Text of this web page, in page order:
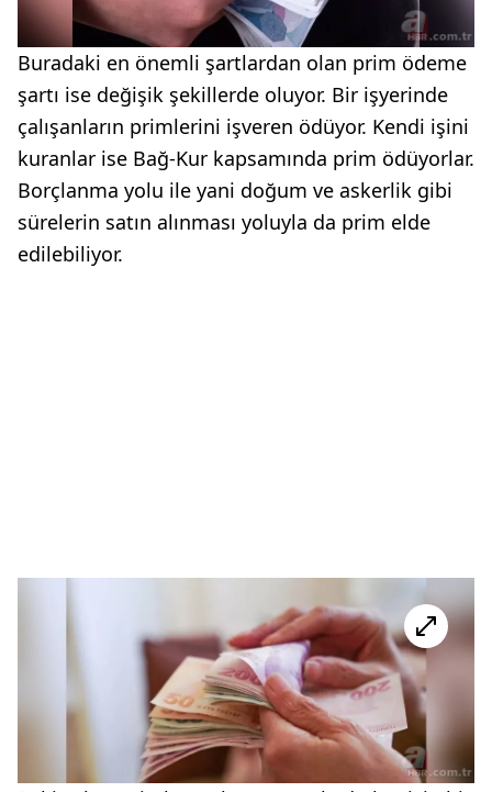
Buradaki en önemli şartlardan olan prim ödeme
şartı ise değişik şekillerde oluyor. Bir işyerinde
çalışanların primlerini işveren ödüyor. Kendi işini
kuranlar ise Bağ-Kur kapsamında prim ödüyorlar.
Borçlanma yolu ile yani doğum ve askerlik gibi
sürelerin satın alınması yoluyla da prim elde
edilebiliyor.